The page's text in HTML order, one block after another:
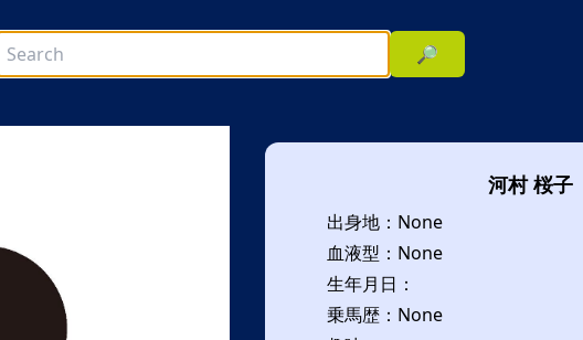
🔎
河村 桜子
出身地：None
血液型：None
生年月日：
乗馬歴：None